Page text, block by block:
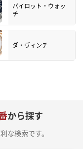
パイロット・ウォッ
チ
ダ・ヴィンチ
から探す
な検索です。